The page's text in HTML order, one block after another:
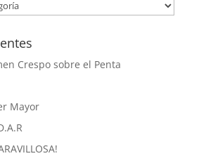
Crespo sobre el Penta
Mayor